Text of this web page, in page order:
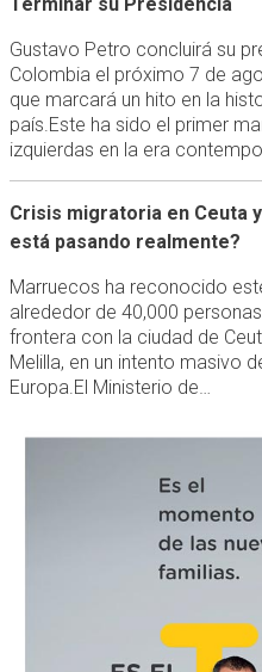
Gustavo Petro concluirá su
Colombia el próximo 7 de
que marcará un hito en la
país.Este ha sido el primer
izquierdas en la era
Crisis migratoria en Ceuta
está pasando realmente?
Marruecos ha reconocido
alrededor de 40,000
frontera con la ciudad de
Melilla, en un intento masivo
Europa.El Ministerio de…